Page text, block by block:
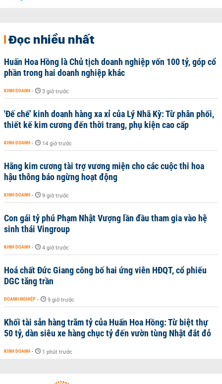
Đọc nhiều nhất
Huấn Hoa Hồng là Chủ tịch doanh nghiệp vốn 100 tỷ, góp cổ
phần trong hai doanh nghiệp khác
KINH DOANH - 3 giờ trước
'Đế chế’ kinh doanh hàng xa xỉ của Lý Nhã Kỳ: Từ phân phối,
thiết kế kim cương đến thời trang, phụ kiện cao cấp
KINH DOANH - 14 giờ trước
Hãng kim cương tài trợ vương miện cho các cuộc thi hoa
hậu thông báo ngừng hoạt động
KINH DOANH - 9 giờ trước
Con gái tỷ phú Phạm Nhật Vượng lần đầu tham gia vào hệ
sinh thái Vingroup
KINH DOANH - 4 giờ trước
Hoá chất Đức Giang công bố hai ứng viên HĐQT, cổ phiếu
DGC tăng trần
DOANH NGHIỆP - 9 giờ trước
Khối tài sản hàng trăm tỷ của Huấn Hoa Hồng: Từ biệt thự
50 tỷ, dàn siêu xe hàng chục tỷ đến vườn tùng Nhật đắt đỏ
KINH DOANH - 1 phút trước